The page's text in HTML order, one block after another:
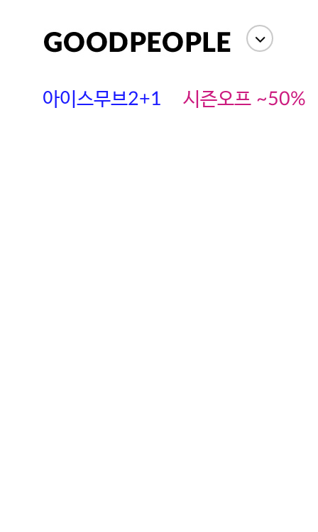
아이스무브2+1 시즌오프 ~50%